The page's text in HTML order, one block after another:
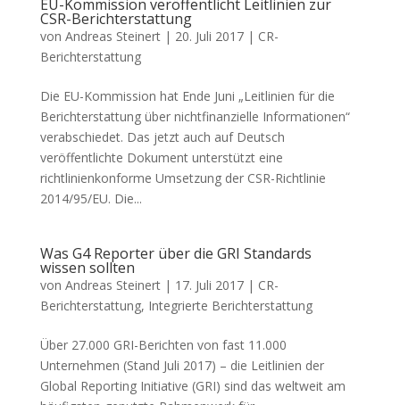
EU-Kommission veröffentlicht Leitlinien zur
CSR-Berichterstattung
von Andreas Steinert| 20. Juli 2017| CR-
Berichterstattung
Die EU-Kommission hat Ende Juni „Leitlinien für die
Berichterstattung über nichtfinanzielle Informationen“
verabschiedet. Das jetzt auch auf Deutsch
veröffentlichte Dokument unterstützt eine
richtlinienkonforme Umsetzung der CSR-Richtlinie
2014/95/EU. Die...
Was G4 Reporter über die GRI Standards
wissen sollten
von Andreas Steinert| 17. Juli 2017| CR-
Berichterstattung, Integrierte Berichterstattung
Über 27.000 GRI-Berichten von fast 11.000
Unternehmen (Stand Juli 2017) – die Leitlinien der
Global Reporting Initiative (GRI) sind das weltweit am